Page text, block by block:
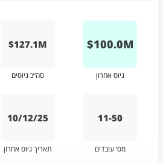
M
100.0
$
גיוס אחרון
$127.1M
סה״כ גיוסים
11-50
מס׳ עובדים
10/12/25
תאריך גיוס אחרון